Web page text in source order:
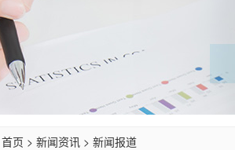
首页 > 新闻资讯 > 新闻报道